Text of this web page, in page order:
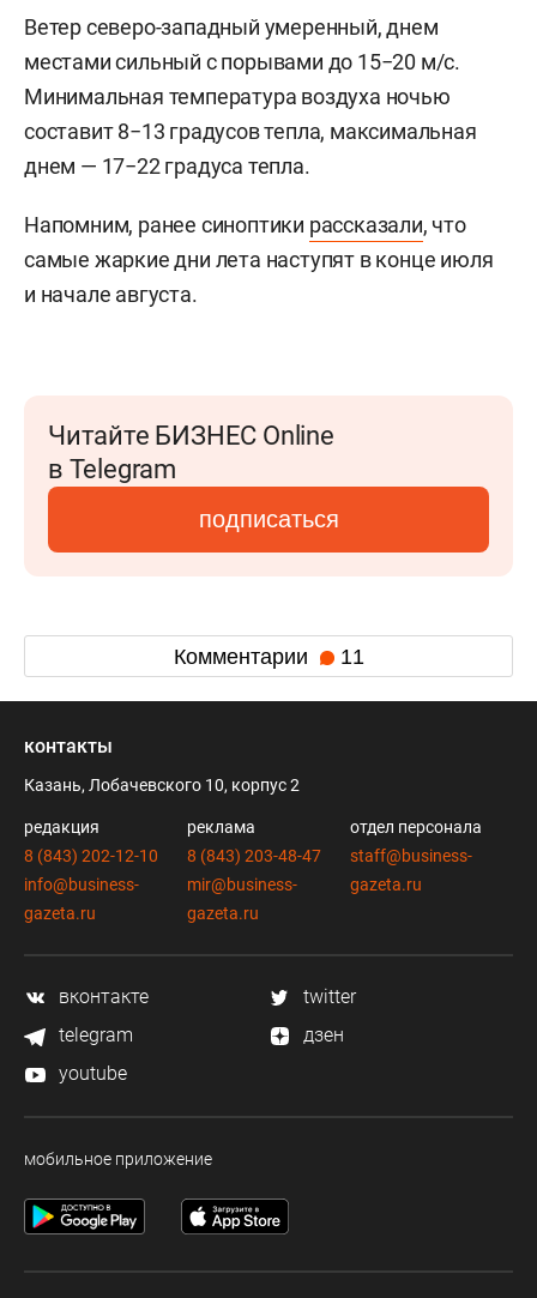
Ветер северо-западный умеренный, днем
местами сильный с порывами до 15−20 м/с.
Минимальная температура воздуха ночью
составит 8−13 градусов тепла, максимальная
днем — 17−22 градуса тепла.
Напомним, ранее синоптики рассказали, что
самые жаркие дни лета наступят в конце июля
и начале августа.
Читайте БИЗНЕС Online
в Telegram
подписаться
Комментарии 11
контакты
Казань, Лобачевского 10, корпус 2
редакция
8 (843) 202-12-10
info@business-
gazeta.ru
реклама
8 (843) 203-48-47
mir@business-
gazeta.ru
отдел персонала
staff@business-
gazeta.ru
вконтакте
twitter
telegram
дзен
youtube
мобильное приложение